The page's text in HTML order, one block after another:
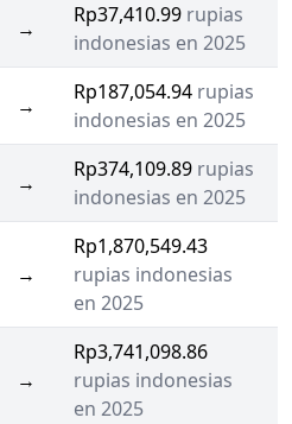
→
Rp37,410.99 rupias
indonesias en 2025
→
Rp187,054.94 rupias
indonesias en 2025
→
Rp374,109.89 rupias
indonesias en 2025
→
Rp1,870,549.43
rupias indonesias
en 2025
→
Rp3,741,098.86
rupias indonesias
en 2025